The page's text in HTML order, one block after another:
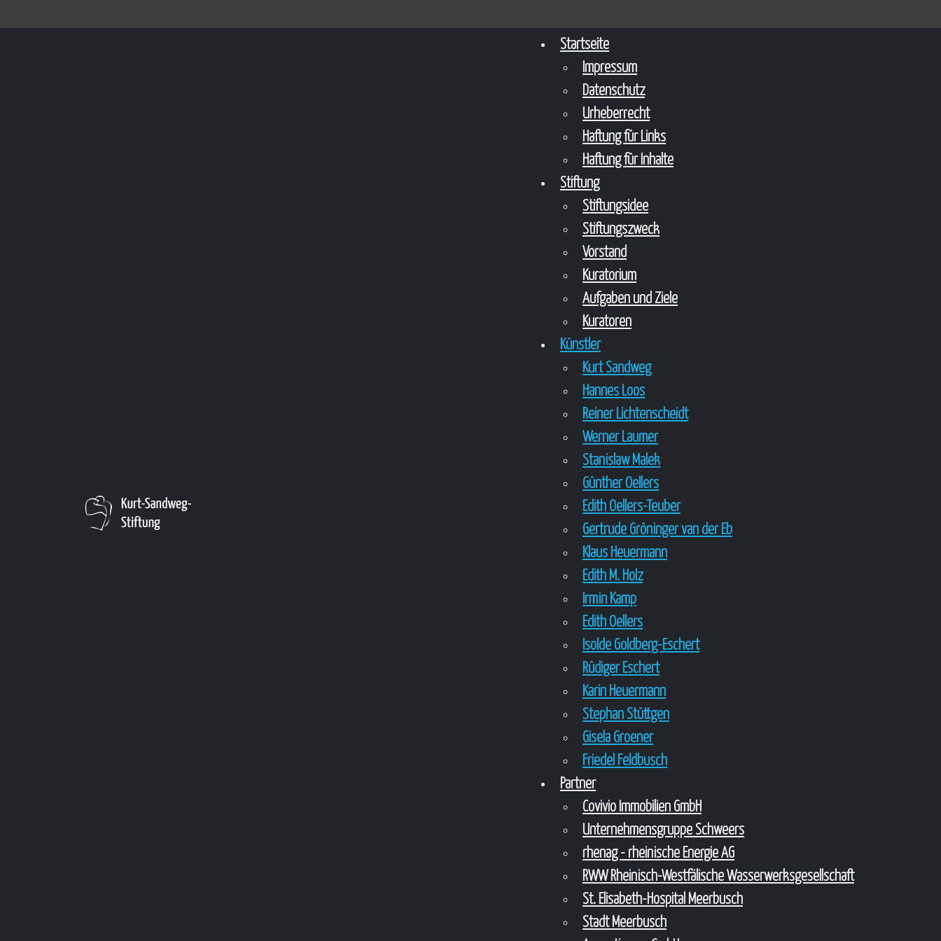
Startseite
Impressum
Datenschutz
Urheberrecht
Haftung für Links
Haftung für Inhalte
Stiftung
Stiftungsidee
Stiftungszweck
Vorstand
Kuratorium
Aufgaben und Ziele
Kuratoren
Künstler
Kurt Sandweg
Hannes Loos
Reiner Lichtenscheidt
Werner Laumer
Stanislaw Malek
Günther Oellers
Edith Oellers-Teuber
Gertrude Gröninger van der Eb
Klaus Heuermann
Edith M. Holz
Irmin Kamp
Edith Oellers
Isolde Goldberg-Eschert
Rüdiger Eschert
Karin Heuermann
Stephan Stüttgen
Gisela Groener
Friedel Feldbusch
Partner
Covivio Immobilien GmbH
Unternehmensgruppe Schweers
rhenag - rheinische Energie AG
RWW Rheinisch-Westfälische Wasserwerksgesellschaft
St. Elisabeth-Hospital Meerbusch
Stadt Meerbusch